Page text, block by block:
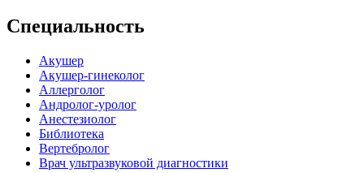
Специальность
Акушер
Акушер-гинеколог
Аллерголог
Андролог-уролог
Анестезиолог
Библиотека
Вертебролог
Врач ультразвуковой диагностики